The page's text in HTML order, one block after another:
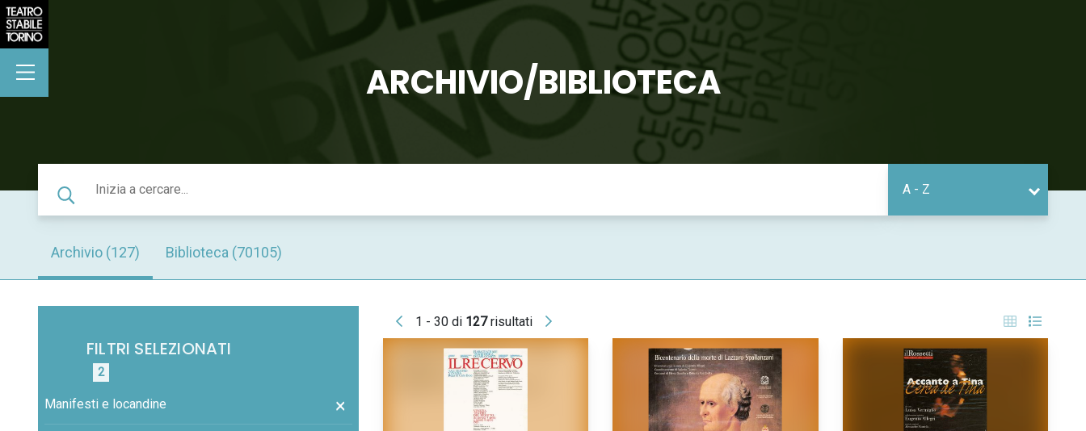
ARCHIVIO/BIBLIOTECA
A - Z
Archivio (127) Biblioteca (70105)
          FILTRI SELEZIONATI
2
Manifesti e locandine ×
1 - 30 di 127risultati